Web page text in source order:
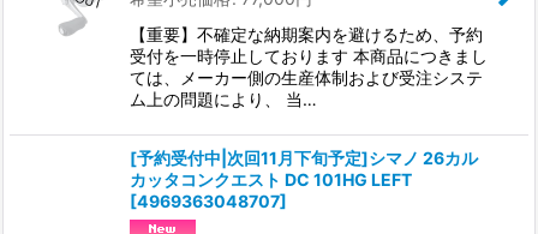
【重要】不確定な納期案内を避けるため、予約
受付を一時停止しております 本商品につきまし
ては、メーカー側の生産体制および受注システ
ム上の問題により、 当…
[予約受付中|次回11月下旬予定]シマノ 26カル
カッタコンクエスト DC 101HG LEFT
[4969363048707]